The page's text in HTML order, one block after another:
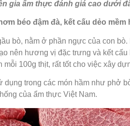
gia ẩm thực đánh giá cao dưới
béo đậm đà, kết cấu dẻo mềm
bò, nằm ở phần ngực của con
nên hương vị đặc trưng và kết
mỗi 100g thịt, rất tốt cho việc xây
trong các món hầm như phở
của ẩm thực Việt Nam.​